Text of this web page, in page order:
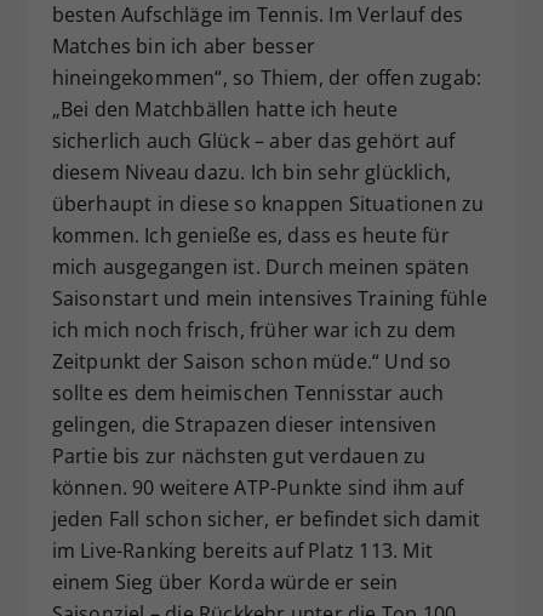
besten Aufschläge im Tennis. Im Verlauf des
Matches bin ich aber besser
hineingekommen“, so Thiem, der offen zugab:
„Bei den Matchbällen hatte ich heute
sicherlich auch Glück – aber das gehört auf
diesem Niveau dazu. Ich bin sehr glücklich,
überhaupt in diese so knappen Situationen zu
kommen. Ich genieße es, dass es heute für
mich ausgegangen ist. Durch meinen späten
Saisonstart und mein intensives Training fühle
ich mich noch frisch, früher war ich zu dem
Zeitpunkt der Saison schon müde.“ Und so
sollte es dem heimischen Tennisstar auch
gelingen, die Strapazen dieser intensiven
Partie bis zur nächsten gut verdauen zu
können. 90 weitere ATP-Punkte sind ihm auf
jeden Fall schon sicher, er befindet sich damit
im Live-Ranking bereits auf Platz 113. Mit
einem Sieg über Korda würde er sein